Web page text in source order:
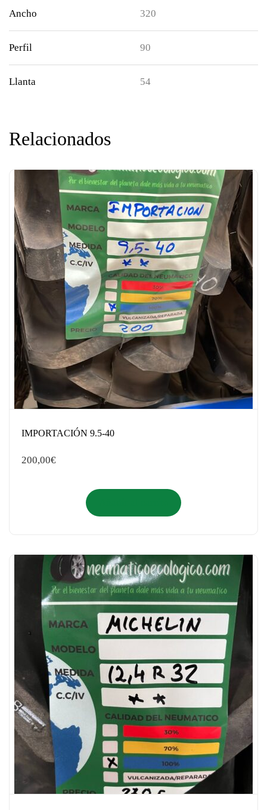
Ancho 320
Perfil 90
Llanta 54
Relacionados
IMPORTACIÓN 9.5-40
200,00€